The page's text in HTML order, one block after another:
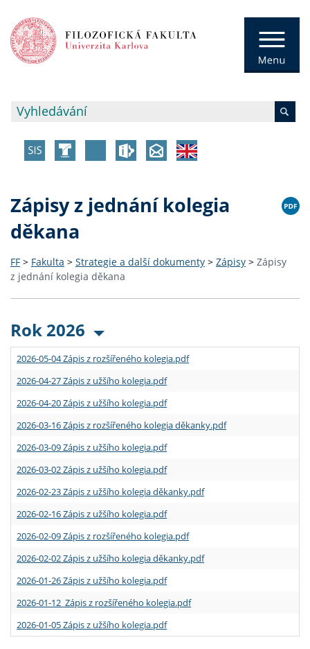
Zápisy z jednání kolegia
děkana
FF > Fakulta > Strategie a další dokumenty > Zápisy > Zápisy
z jednání kolegia děkana
Rok 2026
2026-05-04 Zápis z rozšířeného kolegia.pdf
2026-04-27 Zápis z užšího kolegia.pdf
2026-04-20 Zápis z užšího kolegia.pdf
2026-03-16 Zápis z rozšířeného kolegia děkanky.pdf
2026-03-09 Zápis z užšího kolegia.pdf
2026-03-02 Zápis z užšího kolegia.pdf
2026-02-23 Zápis z užšího kolegia děkanky.pdf
2026-02-16 Zápis z užšího kolegia.pdf
2026-02-09 Zápis z rozšířeného kolegia.pdf
2026-02-02 Zápis z užšího kolegia děkanky.pdf
2026-01-26 Zápis z užšího kolegia.pdf
2026-01-12 Zápis z rozšířeného kolegia.pdf
2026-01-05 Zápis z užšího kolegia.pdf